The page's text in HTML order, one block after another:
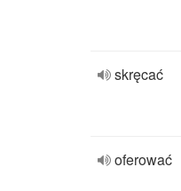
skręcać
oferować